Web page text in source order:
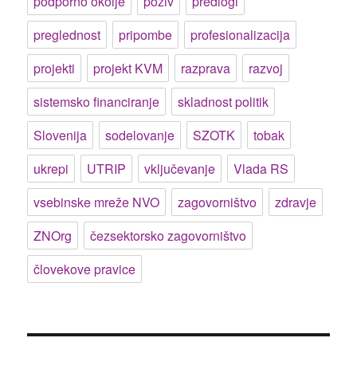
preglednost
pripombe
profesionalizacija
projekti
projekt KVM razprava
razvoj
sistemsko financiranje
skladnost politik
Slovenija
sodelovanje SZOTK
tobak
ukrepi
UTRIP vključevanje
Vlada RS
vsebinske mreže NVO
zagovorništvo
zdravje
ZNOrg
čezsektorsko zagovorništvo
človekove pravice